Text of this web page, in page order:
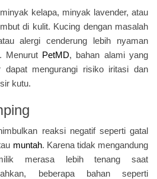
kelapa, minyak lavender, atau
di kulit. Kucing dengan masalah
alergi cenderung lebih nyaman
MenurutPetMD, bahan alami yang
dapat mengurangi risiko iritasi dan
kutu.
reaksi negatif seperti gatal
muntah. Karena tidak mengandung
merasa lebih tenang saat
beberapa bahan seperti